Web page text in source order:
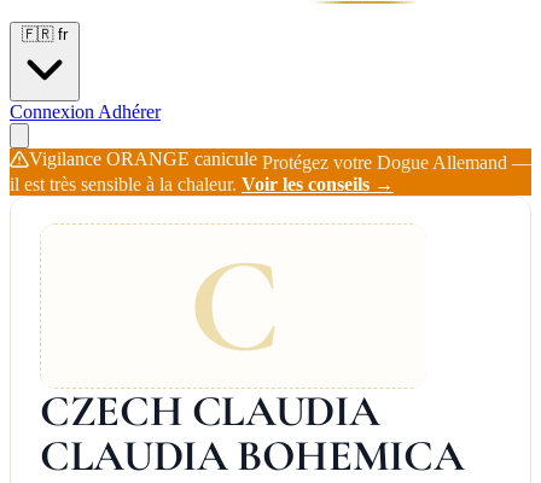
🇫🇷 fr
Connexion Adhérer
Vigilance ORANGE canicule Protégez votre Dogue Allemand —
il est très sensible à la chaleur. Voir les conseils →
C
CZECH CLAUDIA
CLAUDIA BOHEMICA